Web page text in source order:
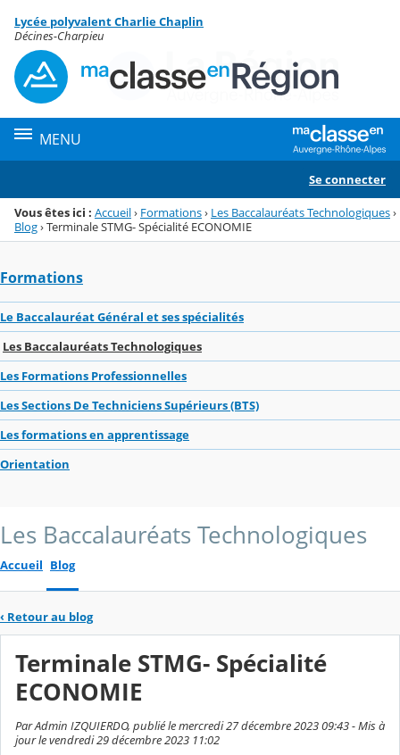
Menu de la rubrique
Contenu
Lycée polyvalent Charlie Chaplin
Décines-Charpieu
MENU
Se connecter
Vous êtes ici : Accueil› Formations› Les Baccalauréats Technologiques›
Blog›Terminale STMG- Spécialité ECONOMIE
Formations
Le Baccalauréat Général et ses spécialités
Les Baccalauréats Technologiques
Les Formations Professionnelles
Les Sections De Techniciens Supérieurs (BTS)
Les formations en apprentissage
Orientation
Les Baccalauréats Technologiques
Accueil Blog
‹ Retour au blog
Terminale STMG- Spécialité
ECONOMIE
Par Admin IZQUIERDO, publié le mercredi 27 décembre 2023 09:43 - Mis à
jour le vendredi 29 décembre 2023 11:02